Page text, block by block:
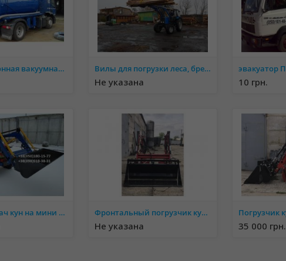
Ассенизационная вакуумная цистерна для авто Вилы для погрузки леса, бревен (лесной захват) на фронтальный погрузчик
Не указана 10 грн.
Навантажувач кун на мини трактор. Фронтальный погрузчик кун на минитрактор.
Не указана 35 000 грн.